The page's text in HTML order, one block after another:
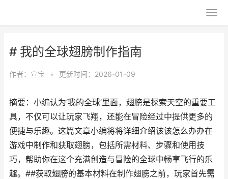
# 我的全球翅膀制作指南
作者： 宣宝 • 更新时间：2026-01-09
摘要：小编认为‘我的全球’里面，翅膀是探索天空的重要工
具，不仅可以让玩家飞翔，还能在冒险经过中提供更多的
便捷与乐趣。这篇文章小编将将详细介绍该该怎么办办在
游戏中制作和获取翅膀，包括所需材料、步骤和使用技
巧，帮助你在这个充满创造与冒险的全球中畅享飞行的乐
趣。##获取翅膀的基本材料在制作翅膀之前，玩家首先需